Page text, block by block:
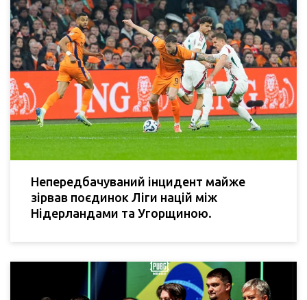
Непередбачуваний інцидент майже
зірвав поєдинок Ліги націй між
Нідерландами та Угорщиною.